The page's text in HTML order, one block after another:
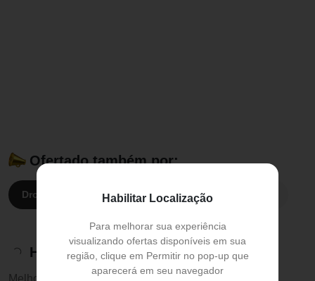
Habilitar Localização
Para melhorar sua experiência
visualizando ofertas disponíveis em sua
região, clique em Permitir no pop-up que
aparecerá em seu navegador
Ofertado também por:
Droga Raia: R$ 2.212,37 Drogasil:
Histórico de preços
Melhor preço: R$ 1.679,89